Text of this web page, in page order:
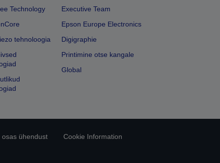
Technology
tehnoloogia
Executive Team
Epson Europe Electronics
Digigraphie
Printimine otse kangale
Global
ühendust Cookie Information